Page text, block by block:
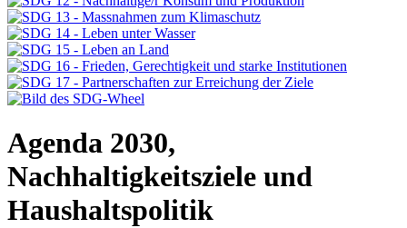
Agenda 2030,
Nachhaltigkeitsziele und
Haushaltspolitik